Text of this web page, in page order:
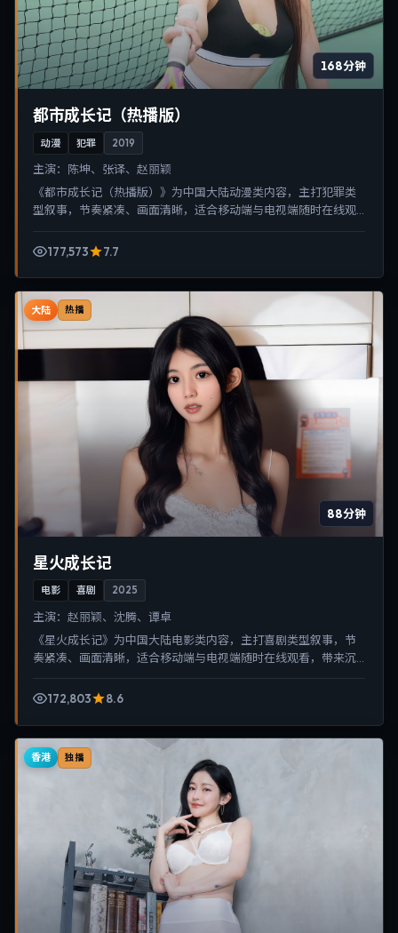
168分钟
都市成长记（热播版）
动漫 犯罪 2019
主演： 陈坤、张译、赵丽颖
《都市成长记（热播版）》为中国大陆动漫类内容，主打犯罪类
型叙事，节奏紧凑、画面清晰，适合移动端与电视端随时在线观
177,573
7.7
大陆 热播
88分钟
星火成长记
电影 喜剧 2025
主演： 赵丽颖、沈腾、谭卓
《星火成长记》为中国大陆电影类内容，主打喜剧类型叙事，节
奏紧凑、画面清晰，适合移动端与电视端随时在线观看，带来沉
172,803
8.6
香港 独播